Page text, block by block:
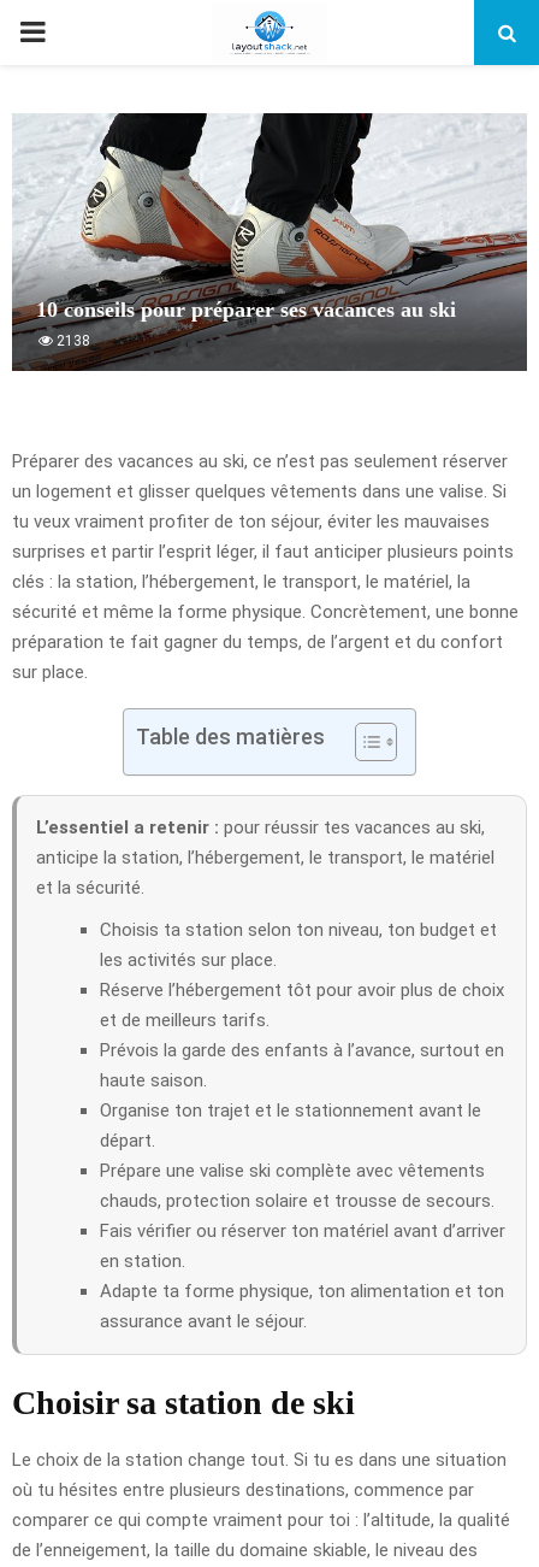
PRIMARY
10 conseils pour préparer ses vacances au ski
2138
Préparer des vacances au ski, ce n’est pas seulement réserver
un logement et glisser quelques vêtements dans une valise. Si
tu veux vraiment profiter de ton séjour, éviter les mauvaises
surprises et partir l’esprit léger, il faut anticiper plusieurs points
clés : la station, l’hébergement, le transport, le matériel, la
sécurité et même la forme physique. Concrètement, une bonne
préparation te fait gagner du temps, de l’argent et du confort
sur place.
Table des matières
L’essentiel a retenir : pour réussir tes vacances au ski,
anticipe la station, l’hébergement, le transport, le matériel
et la sécurité.
Choisis ta station selon ton niveau, ton budget et
les activités sur place.
Réserve l’hébergement tôt pour avoir plus de choix
et de meilleurs tarifs.
Prévois la garde des enfants à l’avance, surtout en
haute saison.
Organise ton trajet et le stationnement avant le
départ.
Prépare une valise ski complète avec vêtements
chauds, protection solaire et trousse de secours.
Fais vérifier ou réserver ton matériel avant d’arriver
en station.
Adapte ta forme physique, ton alimentation et ton
assurance avant le séjour.
Choisir sa station de ski
Le choix de la station change tout. Si tu es dans une situation
où tu hésites entre plusieurs destinations, commence par
comparer ce qui compte vraiment pour toi : l’altitude, la qualité
de l’enneigement, la taille du domaine skiable, le niveau des